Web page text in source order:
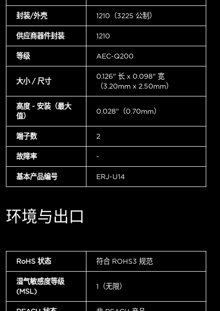
封装/外壳 1210（3225 公制）
供应商器件封装 1210
等级 AEC-Q200
大小 / 尺寸
0.126" 长 x 0.098" 宽
（3.20mm x 2.50mm）
高度 - 安装（最大
值）
0.028"（0.70mm）
端子数 2
故障率 -
基本产品编号 ERJ-U14
环境与出口
RoHS 状态 符合 ROHS3 规范
湿气敏感度等级
(MSL)
1（无限）